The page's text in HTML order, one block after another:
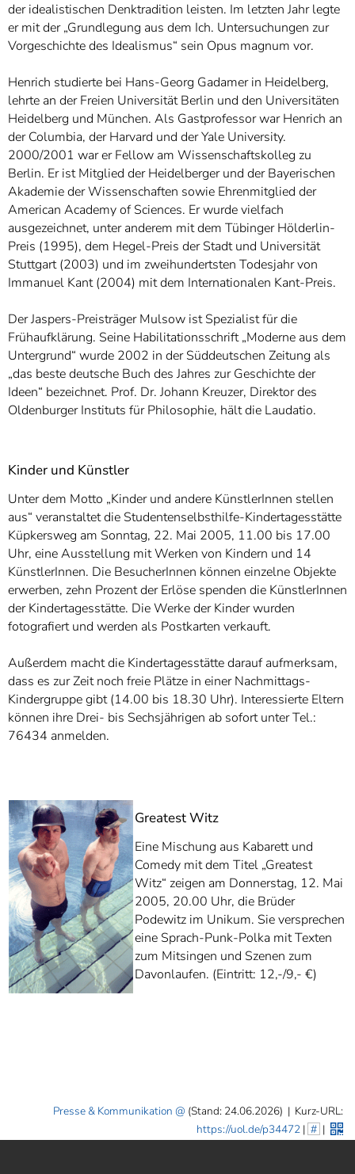
der idealistischen Denktradition leisten. Im letzten Jahr legte
er mit der „Grundlegung aus dem Ich. Untersuchungen zur
Vorgeschichte des Idealismus“ sein Opus magnum vor.
Henrich studierte bei Hans-Georg Gadamer in Heidelberg,
lehrte an der Freien Universität Berlin und den Universitäten
Heidelberg und München. Als Gastprofessor war Henrich an
der Columbia, der Harvard und der Yale University.
2000/2001 war er Fellow am Wissenschaftskolleg zu
Berlin. Er ist Mitglied der Heidelberger und der Bayerischen
Akademie der Wissenschaften sowie Ehrenmitglied der
American Academy of Sciences. Er wurde vielfach
ausgezeichnet, unter anderem mit dem Tübinger Hölderlin-
Preis (1995), dem Hegel-Preis der Stadt und Universität
Stuttgart (2003) und im zweihundertsten Todesjahr von
Immanuel Kant (2004) mit dem Internationalen Kant-Preis.
Der Jaspers-Preisträger Mulsow ist Spezialist für die
Frühaufklärung. Seine Habilitationsschrift „Moderne aus dem
Untergrund“ wurde 2002 in der Süddeutschen Zeitung als
„das beste deutsche Buch des Jahres zur Geschichte der
Ideen“ bezeichnet. Prof. Dr. Johann Kreuzer, Direktor des
Oldenburger Instituts für Philosophie, hält die Laudatio.
Kinder und Künstler
Unter dem Motto „Kinder und andere KünstlerInnen stellen
aus“ veranstaltet die Studentenselbsthilfe-Kindertagesstätte
Küpkersweg am Sonntag, 22. Mai 2005, 11.00 bis 17.00
Uhr, eine Ausstellung mit Werken von Kindern und 14
KünstlerInnen. Die BesucherInnen können einzelne Objekte
erwerben, zehn Prozent der Erlöse spenden die KünstlerInnen
der Kindertagesstätte. Die Werke der Kinder wurden
fotografiert und werden als Postkarten verkauft.
Außerdem macht die Kindertagesstätte darauf aufmerksam,
dass es zur Zeit noch freie Plätze in einer Nachmittags-
Kindergruppe gibt (14.00 bis 18.30 Uhr). Interessierte Eltern
können ihre Drei- bis Sechsjährigen ab sofort unter Tel.:
76434 anmelden.
Greatest Witz
Eine Mischung aus Kabarett und
Comedy mit dem Titel „Greatest
Witz“ zeigen am Donnerstag, 12. Mai
2005, 20.00 Uhr, die Brüder
Podewitz im Unikum. Sie versprechen
eine Sprach-Punk-Polka mit Texten
zum Mitsingen und Szenen zum
Davonlaufen. (Eintritt: 12,-/9,- €)
Presse & Kommunikation (Stand: 24.06.2026) | Kurz-URL:
https://uol.de/p34472| # |